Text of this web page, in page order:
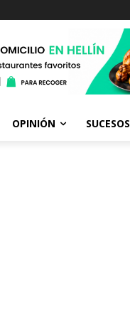
OPINIÓN SUCESOS